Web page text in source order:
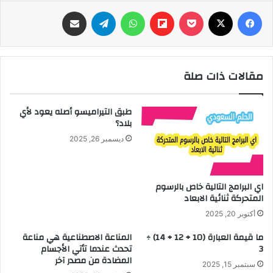
فيسبوك ‫Pocket
Flipboard واتساب تيلقرام
مقالات ذات صلة
اي البرامج التالية خاص بالرسوم
المتحركة ثنائية الابعاد
أكتوبر 20, 2025
طبق التيراميسو أصله يعود لأي
بلاد؟
ديسمبر 26, 2025
ما قيمة العبارة (10 + 12 + 14) ÷
3
سبتمبر 15, 2025
المناعة الاصطناعية هي مناعة
تحدث عندما تأتي الأجسام
المضادة من مصدر آخر